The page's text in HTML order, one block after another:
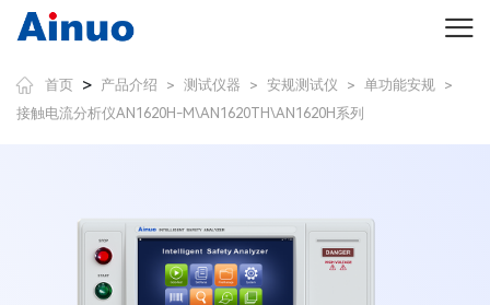
首页 > 产品介绍 > 测试仪器 > 安规测试仪 > 单功能安规 >
接触电流分析仪AN1620H-M\AN1620TH\AN1620H系列